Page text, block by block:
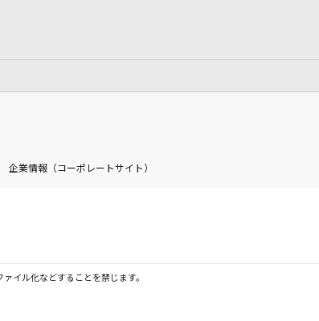
企業情報（コーポレートサイト）
イル化などすることを禁じます。